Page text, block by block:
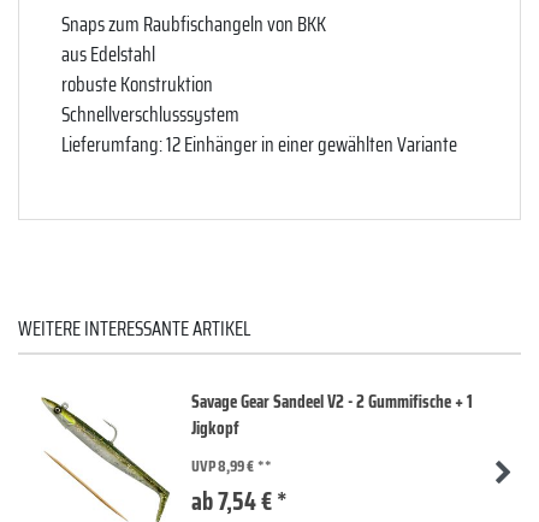
Snaps zum Raubfischangeln von BKK
aus Edelstahl
robuste Konstruktion
Schnellverschlusssystem
Lieferumfang: 12 Einhänger in einer gewählten Variante
WEITERE INTERESSANTE ARTIKEL
Savage Gear Sandeel V2 - 2 Gummifische + 1
Jigkopf
UVP 8,99 €
ab 7,54 € *